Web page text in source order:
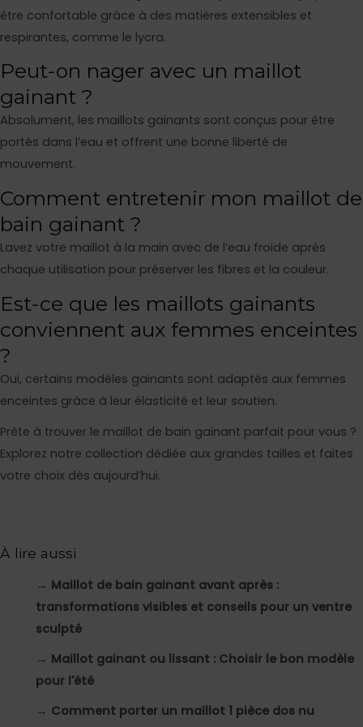
être confortable grâce à des matières extensibles et
respirantes, comme le lycra.
Peut-on nager avec un maillot
gainant ?
Absolument, les maillots gainants sont conçus pour être
portés dans l’eau et offrent une bonne liberté de
mouvement.
Comment entretenir mon maillot de
bain gainant ?
Lavez votre maillot à la main avec de l’eau froide après
chaque utilisation pour préserver les fibres et la couleur.
Est-ce que les maillots gainants
conviennent aux femmes enceintes
?
Oui, certains modèles gainants sont adaptés aux femmes
enceintes grâce à leur élasticité et leur soutien.
Prête à trouver le maillot de bain gainant parfait pour vous ?
Explorez notre collection dédiée aux grandes tailles et faites
votre choix dès aujourd’hui.
À lire aussi
→ Maillot de bain gainant avant après :
transformations visibles et conseils pour un ventre
sculpté
→ Maillot gainant ou lissant : Choisir le bon modèle
pour l'été
→ Comment porter un maillot 1 pièce dos nu